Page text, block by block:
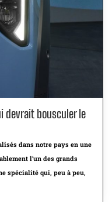
devrait bousculer le
dans notre pays en une
l’un des grands
spécialité qui, peu à peu,